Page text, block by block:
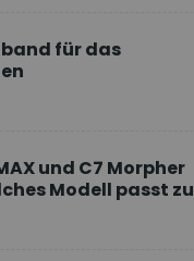
für das
und C7 Morpher
Modell passt zu